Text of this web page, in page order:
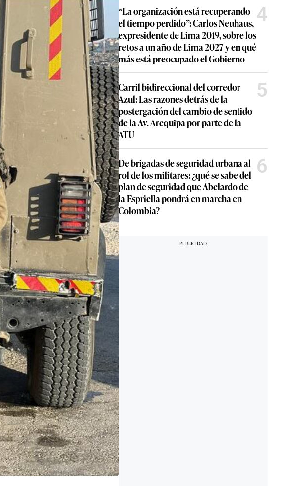
“La organización está recuperando
el tiempo perdido”: Carlos Neuhaus,
expresidente de Lima 2019, sobre los
retos a un año de Lima 2027 y en qué
más está preocupado el Gobierno
4
Carril bidireccional del corredor
Azul: Las razones detrás de la
postergación del cambio de sentido
de la Av. Arequipa por parte de la
ATU
5
De brigadas de seguridad urbana al
rol de los militares: ¿qué se sabe del
plan de seguridad que Abelardo de
la Espriella pondrá en marcha en
Colombia?
6